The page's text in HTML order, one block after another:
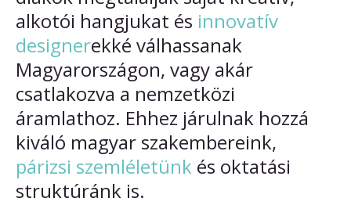
alkotói hangjukat és innovatív
designerekké válhassanak
Magyarországon, vagy akár
csatlakozva a nemzetközi
áramlathoz. Ehhez járulnak hozzá
kiváló magyar szakembereink,
párizsi szemléletünk és oktatási
struktúránk is.